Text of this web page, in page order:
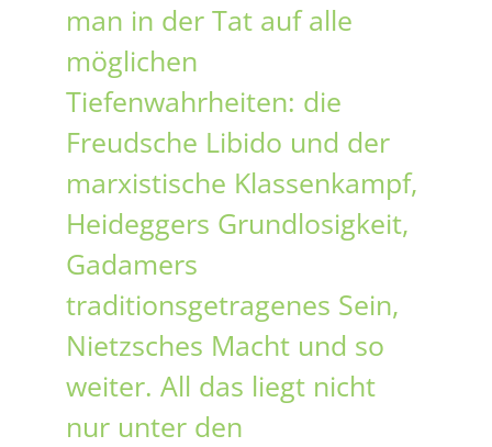
man in der Tat auf alle
möglichen
Tiefenwahrheiten: die
Freudsche Libido und der
marxistische Klassenkampf,
Heideggers Grundlosigkeit,
Gadamers
traditionsgetragenes Sein,
Nietzsches Macht und so
weiter. All das liegt nicht
nur unter den